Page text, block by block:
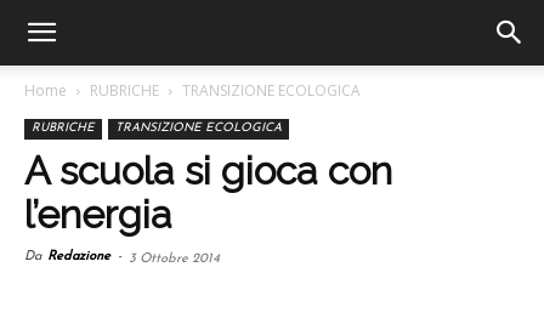
Home RUBRICHE TRANSIZIONE ECOLOGICA
RUBRICHE TRANSIZIONE ECOLOGICA
A scuola si gioca con
l’energia
Da Redazione - 3 Ottobre 2014